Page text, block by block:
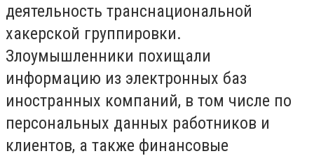
деятельность транснациональной
хакерской группировки.
Злоумышленники похищали
информацию из электронных баз
иностранных компаний, в том числе по
персональных данных работников и
клиентов, а также финансовые